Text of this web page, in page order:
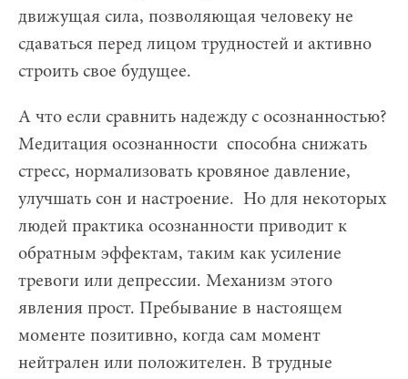
движущая сила, позволяющая человеку не
сдаваться перед лицом трудностей и активно
строить свое будущее.
А что если сравнить надежду с осознанностью?
Медитация осознанности способна снижать
стресс, нормализовать кровяное давление,
улучшать сон и настроение. Но для некоторых
людей практика осознанности приводит к
обратным эффектам, таким как усиление
тревоги или депрессии. Механизм этого
явления прост. Пребывание в настоящем
моменте позитивно, когда сам момент
нейтрален или положителен. В трудные